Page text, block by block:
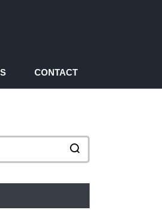
CONTACT